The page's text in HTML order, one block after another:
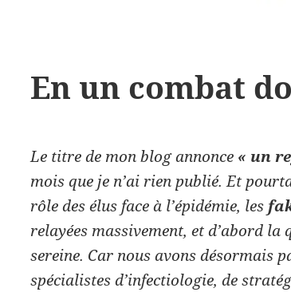
En un combat
Le titre de mon blog annonce « un
mois que je n’ai rien publié. Et
rôle des élus face à l’épidémie, les
relayées massivement, et d’abord
sereine. Car nous avons désormais
spécialistes d’infectiologie, de